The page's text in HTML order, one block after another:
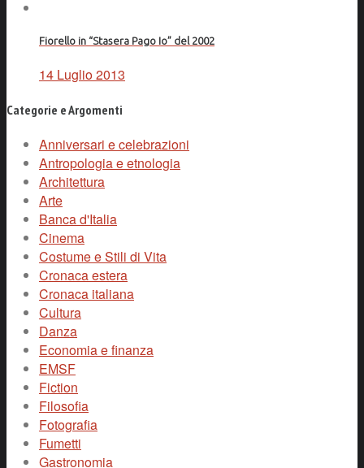
Fiorello in “Stasera Pago Io” del 2002
14 Luglio 2013
Categorie e Argomenti
Anniversari e celebrazioni
Antropologia e etnologia
Architettura
Arte
Banca d'Italia
Cinema
Costume e Stili di Vita
Cronaca estera
Cronaca italiana
Cultura
Danza
Economia e finanza
EMSF
Fiction
Filosofia
Fotografia
Fumetti
Gastronomia